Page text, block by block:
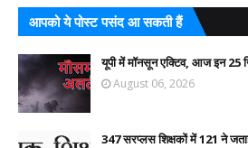
आपको ये पोस्ट पसंद आ सकती हैं
यूपी में मॉनसून एक्टिव, आज इन 25
August 06, 2026
347 सरप्लस शिक्षकों में 121 ने